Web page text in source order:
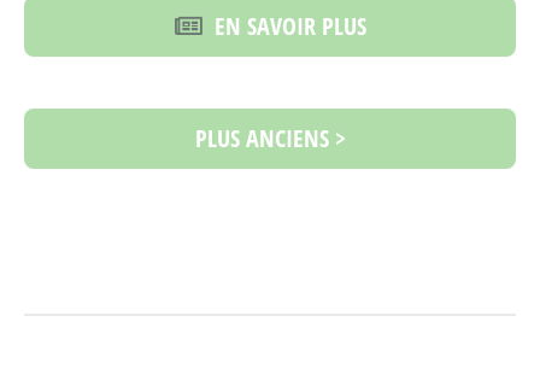
EN SAVOIR PLUS
PLUS ANCIENS >